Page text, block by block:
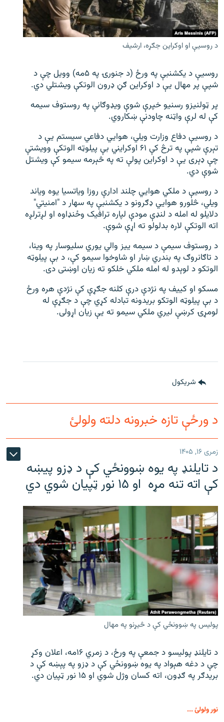
اړیکه
دري پاڼه
Azadi English
راسره ملګري شئ
د ازادې اروپا/ ازادي راډيو ټولې پاڼې
د روسیې او اوکراین جګړه، ارشیف
روسيې د یکشنبې په ورځ (د جنورۍ په ۵مه) وویل چې د
شپې پر مهال یې د اوکراین ګڼ ډرون الوتکې ویشتلي دي.
پر ټولنیزو رسنیو خپرې شوې ويډوګانې په روستوف سیمه
کې له لرې واټنه چاودنې ښکاروي.
د روسیې دفاع وزارت ویلي، هوايي دفاعي سیستم یې د
تېرې شپې په ترڅ کې ۶۱ اوکرایني بې پیلوټه الوتکې وویشتې
چې ډېری یې د اوکراین پولې ته په څېرمه سیمو کې ویشتل
شوې دي.
د روسیې د ملکي هوايي چلند ادارې روزا ویاتسیا یوه ویاند
ویلي، څلورو هوايي ډګرونو د یکشنبې په سهار د "امنیتي"
دلایلو له امله د لنډې مودې لپاره ترافیک وځنډاوه او لږترلږه
اته الوتکې لاره بدلولو ته اړې شوې.
د روستوف سیمې د سیمه ییز والي یوري سلیوسار په وینا،
د تاګانروګ په بندري ښار او شاوخوا سیمو کې، د بې پیلوټه
الوتکو د لوېدو له امله ملکي خلکو ته زیان اوښتی دی.
مسکو او کییف په نژدې درې کلنه جګړې کې نژدې هره ورځ
د بې پیلوټه الوتکو بریدونه تبادله کړي چې د جګړې له
لومړۍ کرښې لیري ملکي سیمو ته یې زیان اړولی.
شريکول
د ورځې تازه خبرونه دلته ولولئ
زمری ۱۶, ۱۴۰۵
د تایلنډ په یوه ښوونځي کې د ډزو پیښه
کې اته تنه مړه او ۱۵ نور ټپیان شوي دي
پولیس په ښوونځي کې د څیړنو په مهال
د تایلنډ پولیسو د جمعې په ورځ، د زمري ۱۶مه، اعلان وکړ
چې د دغه هېواد په یوه ښوونځي کې د ډزو په پېښه کې د
بریدګر په ګډون، اته کسان وژل شوي او ۱۵ نور ټپیان دي.
نور ولولئ ...